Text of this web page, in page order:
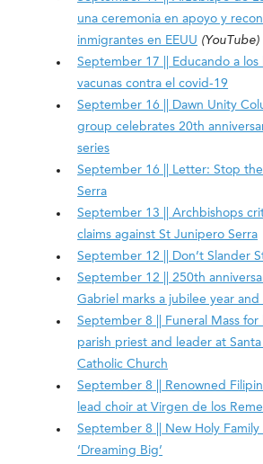
una ceremonia en apoyo y
inmigrantes en EEUU (YouTube)
September 17 || Educando a los
vacunas contra el covid-19
September 16 || Dawn Unity
group celebrates 20th
series
September 16 || Letter: Stop
Serra
September 13 || Archbishops
claims against St Junipero Serra
September 12 || Don’t Slander
September 12 || 250th
Gabriel marks a jubilee year
September 8 || Funeral Mass for
parish priest and leader at Santa
Catholic Church
September 8 || Renowned
lead choir at Virgen de los
September 8 || New Holy Family
‘Dreaming Big’